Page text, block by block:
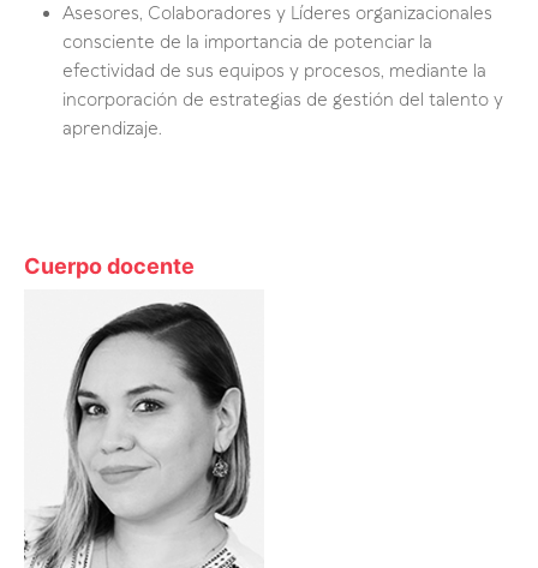
Asesores, Colaboradores y Líderes organizacionales
consciente de la importancia de potenciar la
efectividad de sus equipos y procesos, mediante la
incorporación de estrategias de gestión del talento y
aprendizaje.
Cuerpo docente